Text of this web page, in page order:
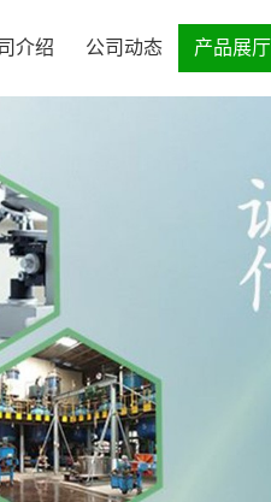
介绍 公司动态 产品展厅